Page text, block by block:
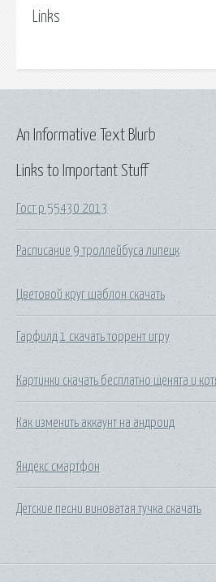
Links
Links to Important Stuff
Гост р 55430 2013
Расписание 9 троллейбуса липецк
Цветовой круг шаблон скачать
Гарфилд 1 скачать торрент игру
Картинки скачать бесплатно щенята и
Как изменить аккаунт на андроид
Яндекс смартфон
Детские песни виноватая тучка скачать
An Informative Text Blurb